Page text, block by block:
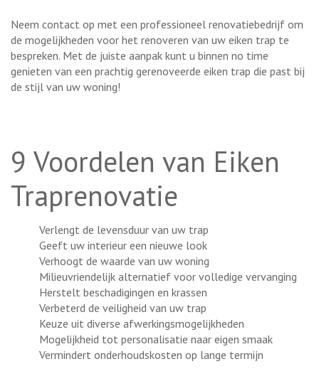
Neem contact op met een professioneel renovatiebedrijf om
de mogelijkheden voor het renoveren van uw eiken trap te
bespreken. Met de juiste aanpak kunt u binnen no time
genieten van een prachtig gerenoveerde eiken trap die past bij
de stijl van uw woning!
9 Voordelen van Eiken
Traprenovatie
Verlengt de levensduur van uw trap
Geeft uw interieur een nieuwe look
Verhoogt de waarde van uw woning
Milieuvriendelijk alternatief voor volledige vervanging
Herstelt beschadigingen en krassen
Verbeterd de veiligheid van uw trap
Keuze uit diverse afwerkingsmogelijkheden
Mogelijkheid tot personalisatie naar eigen smaak
Vermindert onderhoudskosten op lange termijn